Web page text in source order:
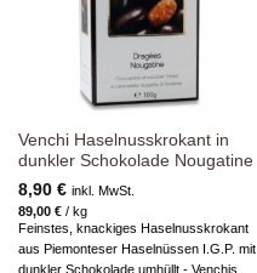
Venchi Haselnusskrokant in
dunkler Schokolade Nougatine
8,90 € inkl. MwSt.
89,00 €/ kg
Feinstes, knackiges Haselnusskrokant
aus Piemonteser Haselnüssen I.G.P. mit
dunkler Schokolade umhüllt - Venchis